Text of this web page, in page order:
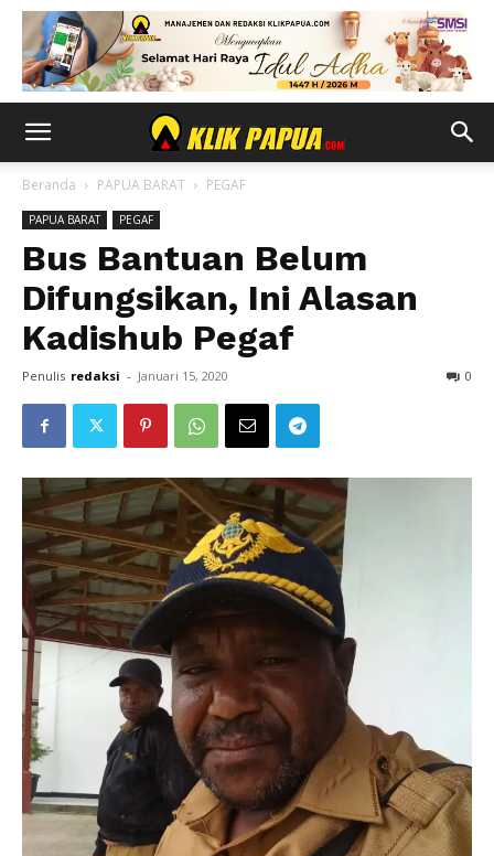
Beranda PAPUA BARAT PEGAF
PAPUA BARAT PEGAF
Bus Bantuan Belum
Difungsikan, Ini Alasan
Kadishub Pegaf
Penulis redaksi - Januari 15, 2020 0